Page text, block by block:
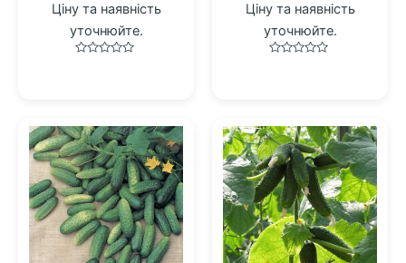
Ціну та наявність
уточнюйте.
Ціну та наявність
уточнюйте.